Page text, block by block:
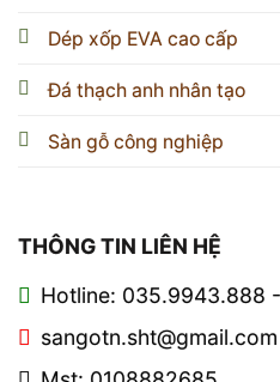
Dép xốp EVA cao cấp
Đá thạch anh nhân tạo
Sàn gỗ công nghiệp
THÔNG TIN LIÊN HỆ
Hotline: 035.9943.888
sangotn.sht@gmail.com